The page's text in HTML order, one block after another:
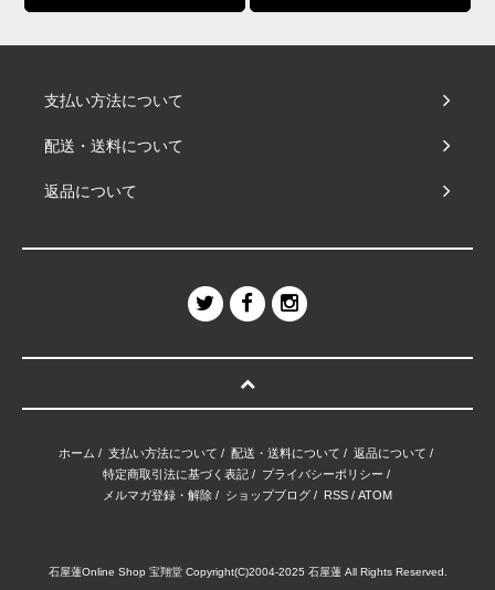
支払い方法について
配送・送料について
返品について
ホーム / 支払い方法について / 配送・送料について / 返品について /
特定商取引法に基づく表記/ プライバシーポリシー /
メルマガ登録・解除 / ショップブログ / RSS / ATOM
石屋蓮Online Shop 宝翔堂 Copyright(C)2004-2025 石屋蓮 All Rights Reserved.